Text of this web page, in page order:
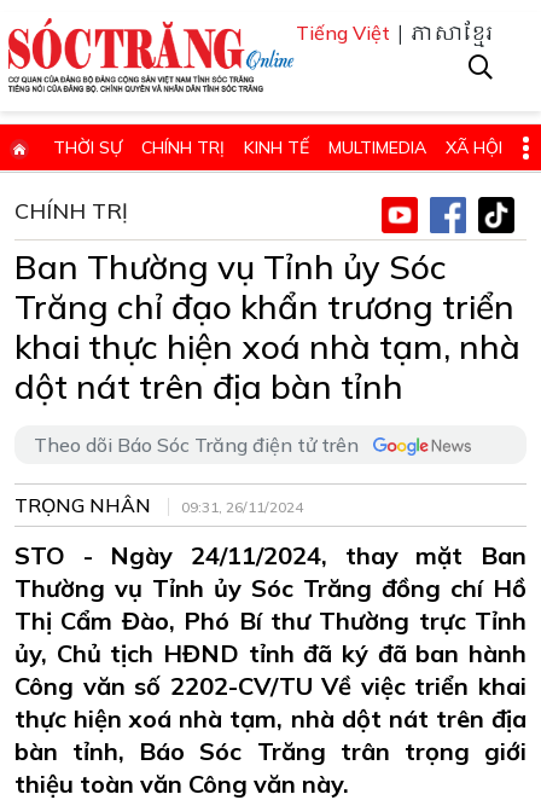
Tiếng Việt | ភាសាខ្មែរ
THỜI SỰ CHÍNH TRỊ KINH TẾ MULTIMEDIA XÃ HỘI
GIÁO DỤC - KHOA HỌC & CÔNG NGHỆ
QUỐC PHÒNG - AN NINH QUỐC TẾ SỨC KHỎE VÀ ĐỜI SỐNG
VĂN HÓA - THỂ THAO - DU LỊCH CHUYÊN ĐỀ
ĐIỂM BÁO - TIN VẮN ĐỊA PHƯƠNG THÔNG TIN CẦN BIẾT
THÔNG BÁO - QUẢNG CÁO CHUYÊN TRANG
CHÍNH TRỊ
Ban Thường vụ Tỉnh ủy Sóc
Trăng chỉ đạo khẩn trương triển
khai thực hiện xoá nhà tạm, nhà
dột nát trên địa bàn tỉnh
Theo dõi Báo Sóc Trăng điện tử trên
TRỌNG NHÂN 09:31, 26/11/2024
STO - Ngày 24/11/2024, thay mặt Ban
Thường vụ Tỉnh ủy Sóc Trăng đồng chí Hồ
Thị Cẩm Đào, Phó Bí thư Thường trực Tỉnh
ủy, Chủ tịch HĐND tỉnh đã ký đã ban hành
Công văn số 2202-CV/TU Về việc triển khai
thực hiện xoá nhà tạm, nhà dột nát trên địa
bàn tỉnh, Báo Sóc Trăng trân trọng giới
thiệu toàn văn Công văn này.